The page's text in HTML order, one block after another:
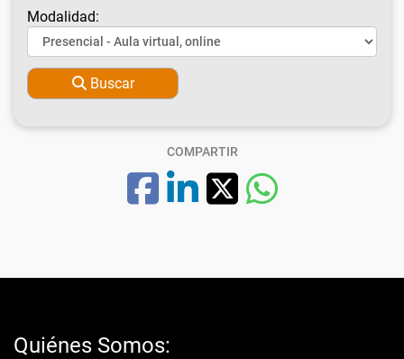
Modalidad:
Buscar
COMPARTIR
Quiénes Somos: